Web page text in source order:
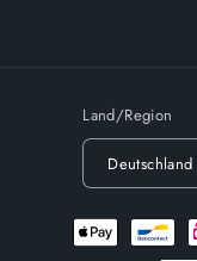
Land/Region
Zahlungsmethoden